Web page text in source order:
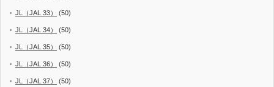
JL（JAL 33） (50)
JL（JAL 34） (50)
JL（JAL 35） (50)
JL（JAL 36） (50)
JL（JAL 37） (50)